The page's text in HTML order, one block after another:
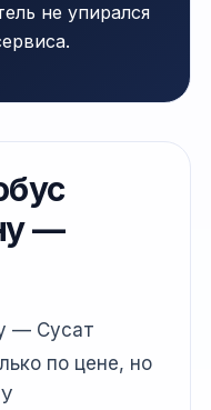
не упирался
—
— Сусат
по цене, но